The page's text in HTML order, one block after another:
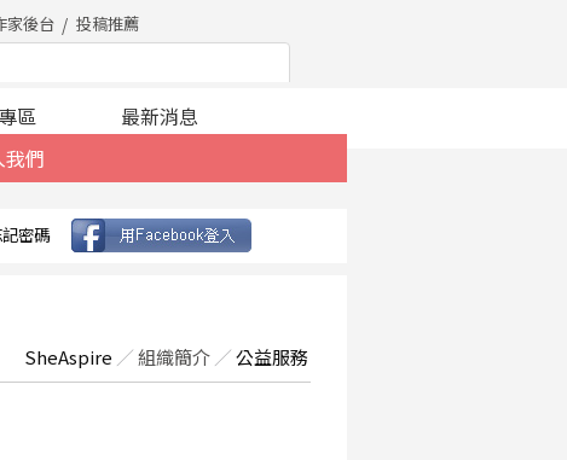
家後台 投稿推薦
們
區 最新消息
密碼
SheAspire ／組織簡介 ／公益服務